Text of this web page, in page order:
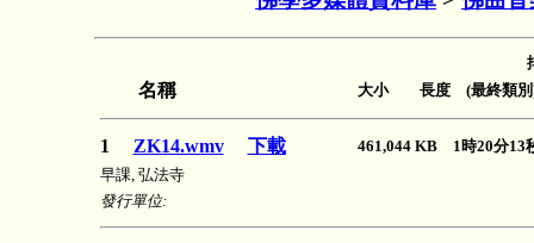
名稱 大小 長度 (最終類別
1 ZK14.wmv 下載
461,044 KB 1時20分
早課, 弘法寺
發行單位: